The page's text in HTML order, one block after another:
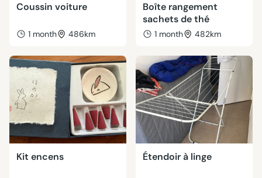
Coussin voiture
1 month 486km
Boîte rangement
sachets de thé
1 month 482km
Kit encens Étendoir à linge